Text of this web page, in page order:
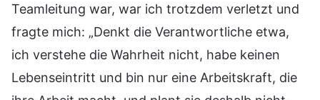
Teamleitung war, war ich trotzdem verletzt und
fragte mich: „Denkt die Verantwortliche etwa,
ich verstehe die Wahrheit nicht, habe keinen
Lebenseintritt und bin nur eine Arbeitskraft, die